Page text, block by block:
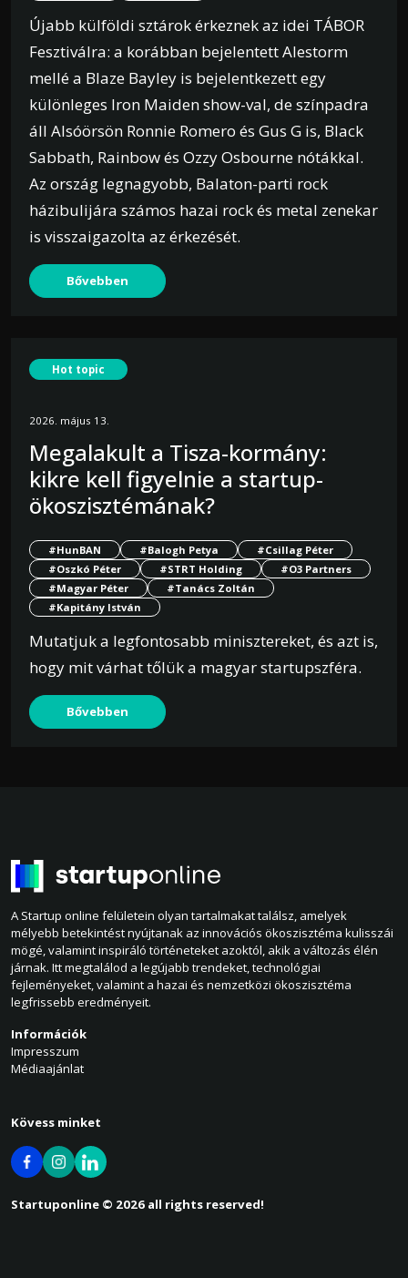
Újabb külföldi sztárok érkeznek az idei TÁBOR
Fesztiválra: a korábban bejelentett Alestorm
mellé a Blaze Bayley is bejelentkezett egy
különleges Iron Maiden show-val, de színpadra
áll Alsóörsön Ronnie Romero és Gus G is, Black
Sabbath, Rainbow és Ozzy Osbourne nótákkal.
Az ország legnagyobb, Balaton-parti rock
házibulijára számos hazai rock és metal zenekar
is visszaigazolta az érkezését.
Bővebben
Hot topic
2026. május 13.
Megalakult a Tisza-kormány:
kikre kell figyelnie a startup-
ökoszisztémának?
#HunBAN #Balogh Petya
#Csillag Péter
#Oszkó Péter
#STRT Holding
#O3 Partners
#Magyar Péter
#Tanács Zoltán
#Kapitány István
Mutatjuk a legfontosabb minisztereket, és azt is,
hogy mit várhat tőlük a magyar startupszféra.
Bővebben
A Startup online felületein olyan tartalmakat találsz, amelyek
mélyebb betekintést nyújtanak az innovációs ökoszisztéma kulisszái
mögé, valamint inspiráló történeteket azoktól, akik a változás élén
járnak. Itt megtalálod a legújabb trendeket, technológiai
fejleményeket, valamint a hazai és nemzetközi ökoszisztéma
legfrissebb eredményeit.
Információk
Impresszum
Médiaajánlat
Kövess minket
Startuponline © 2026 all rights reserved!